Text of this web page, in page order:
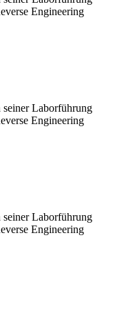
Engineering
Laborführung
Engineering
Laborführung
Engineering